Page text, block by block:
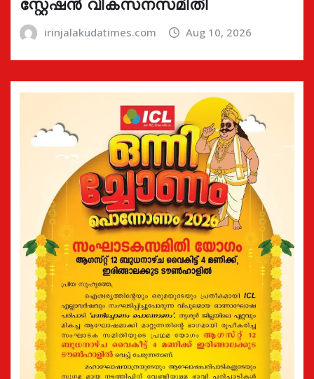
irinjalakudatimes.com Aug 10, 2026